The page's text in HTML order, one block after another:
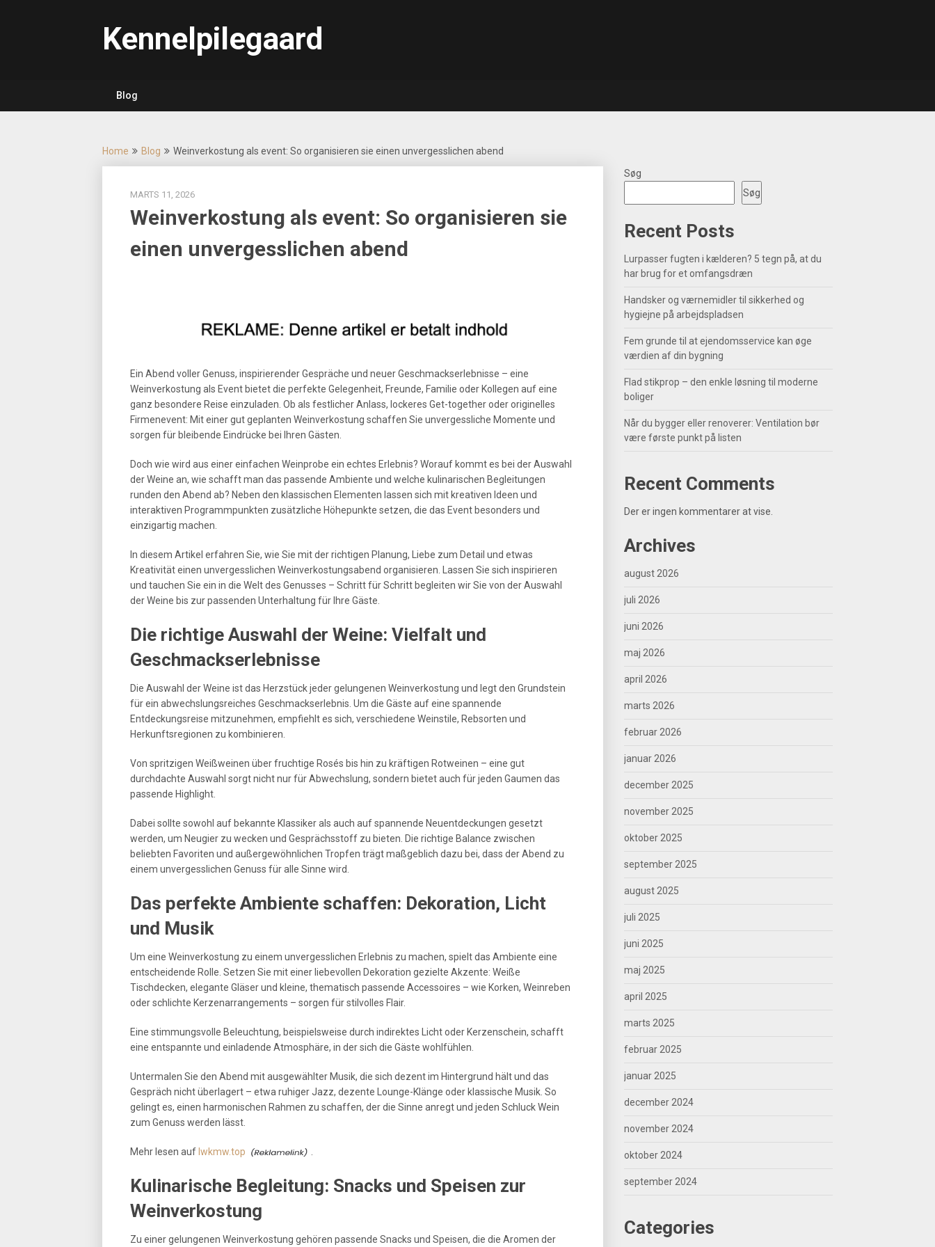
Kennelpilegaarden.dk
Blog
Home Blog Weinverkostung als event: So organisieren sie einen unvergesslichen abend
MARTS 11, 2026
Weinverkostung als event: So organisieren sie
einen unvergesslichen abend
Ein Abend voller Genuss, inspirierender Gespräche und neuer Geschmackserlebnisse – eine
Weinverkostung als Event bietet die perfekte Gelegenheit, Freunde, Familie oder Kollegen auf eine
ganz besondere Reise einzuladen. Ob als festlicher Anlass, lockeres Get-together oder originelles
Firmenevent: Mit einer gut geplanten Weinverkostung schaffen Sie unvergessliche Momente und
sorgen für bleibende Eindrücke bei Ihren Gästen.
Doch wie wird aus einer einfachen Weinprobe ein echtes Erlebnis? Worauf kommt es bei der Auswahl
der Weine an, wie schafft man das passende Ambiente und welche kulinarischen Begleitungen
runden den Abend ab? Neben den klassischen Elementen lassen sich mit kreativen Ideen und
interaktiven Programmpunkten zusätzliche Höhepunkte setzen, die das Event besonders und
einzigartig machen.
In diesem Artikel erfahren Sie, wie Sie mit der richtigen Planung, Liebe zum Detail und etwas
Kreativität einen unvergesslichen Weinverkostungsabend organisieren. Lassen Sie sich inspirieren
und tauchen Sie ein in die Welt des Genusses – Schritt für Schritt begleiten wir Sie von der Auswahl
der Weine bis zur passenden Unterhaltung für Ihre Gäste.
Die richtige Auswahl der Weine: Vielfalt und
Geschmackserlebnisse
Die Auswahl der Weine ist das Herzstück jeder gelungenen Weinverkostung und legt den Grundstein
für ein abwechslungsreiches Geschmackserlebnis. Um die Gäste auf eine spannende
Entdeckungsreise mitzunehmen, empfiehlt es sich, verschiedene Weinstile, Rebsorten und
Herkunftsregionen zu kombinieren.
Von spritzigen Weißweinen über fruchtige Rosés bis hin zu kräftigen Rotweinen – eine gut
durchdachte Auswahl sorgt nicht nur für Abwechslung, sondern bietet auch für jeden Gaumen das
passende Highlight.
Dabei sollte sowohl auf bekannte Klassiker als auch auf spannende Neuentdeckungen gesetzt
werden, um Neugier zu wecken und Gesprächsstoff zu bieten. Die richtige Balance zwischen
beliebten Favoriten und außergewöhnlichen Tropfen trägt maßgeblich dazu bei, dass der Abend zu
einem unvergesslichen Genuss für alle Sinne wird.
Das perfekte Ambiente schaffen: Dekoration, Licht
und Musik
Um eine Weinverkostung zu einem unvergesslichen Erlebnis zu machen, spielt das Ambiente eine
entscheidende Rolle. Setzen Sie mit einer liebevollen Dekoration gezielte Akzente: Weiße
Tischdecken, elegante Gläser und kleine, thematisch passende Accessoires – wie Korken, Weinreben
oder schlichte Kerzenarrangements – sorgen für stilvolles Flair.
Eine stimmungsvolle Beleuchtung, beispielsweise durch indirektes Licht oder Kerzenschein, schafft
eine entspannte und einladende Atmosphäre, in der sich die Gäste wohlfühlen.
Untermalen Sie den Abend mit ausgewählter Musik, die sich dezent im Hintergrund hält und das
Gespräch nicht überlagert – etwa ruhiger Jazz, dezente Lounge-Klänge oder klassische Musik. So
gelingt es, einen harmonischen Rahmen zu schaffen, der die Sinne anregt und jeden Schluck Wein
zum Genuss werden lässt.
Mehr lesen auf Iwkmw.top
Kulinarische Begleitung: Snacks und Speisen zur
Weinverkostung
Zu einer gelungenen Weinverkostung gehören passende Snacks und Speisen, die die Aromen der
Søg
Søg
Recent Posts
Lurpasser fugten i kælderen? 5 tegn på, at du
har brug for et omfangsdræn
Handsker og værnemidler til sikkerhed og
hygiejne på arbejdspladsen
Fem grunde til at ejendomsservice kan øge
værdien af din bygning
Flad stikprop – den enkle løsning til moderne
boliger
Når du bygger eller renoverer: Ventilation bør
være første punkt på listen
Recent Comments
Der er ingen kommentarer at vise.
Archives
august 2026
juli 2026
juni 2026
maj 2026
april 2026
marts 2026
februar 2026
januar 2026
december 2025
november 2025
oktober 2025
september 2025
august 2025
juli 2025
juni 2025
maj 2025
april 2025
marts 2025
februar 2025
januar 2025
december 2024
november 2024
oktober 2024
september 2024
Categories